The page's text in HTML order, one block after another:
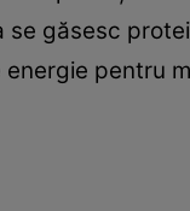
se găsesc
pentru